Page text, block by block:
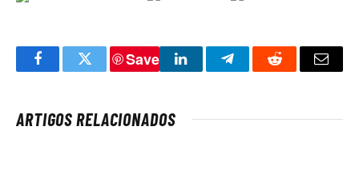
FacebookTwitter
Save
LinkedInTelegramReddit Email
ARTIGOS RELACIONADOS